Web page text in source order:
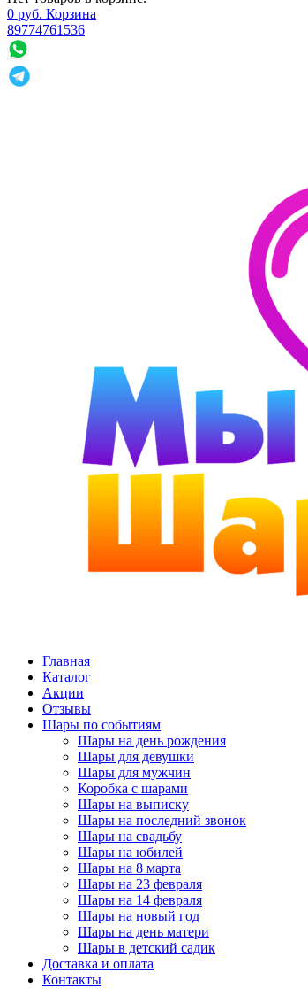
0 руб. Корзина
89774761536
Главная
Каталог
Акции
Отзывы
Шары по событиям
Шары на день рождения
Шары для девушки
Шары для мужчин
Коробка с шарами
Шары на выписку
Шары на последний звонок
Шары на свадьбу
Шары на юбилей
Шары на 8 марта
Шары на 23 февраля
Шары на 14 февраля
Шары на новый год
Шары на день матери
Шары в детский садик
Доставка и оплата
Контакты